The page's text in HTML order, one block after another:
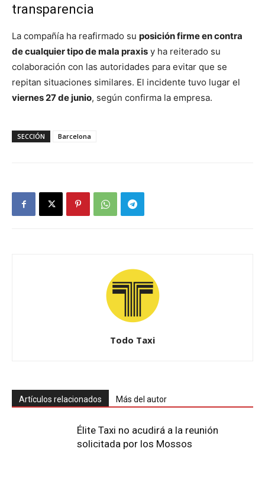
transparencia
La compañía ha reafirmado su posición firme en contra
de cualquier tipo de mala praxis y ha reiterado su
colaboración con las autoridades para evitar que se
repitan situaciones similares. El incidente tuvo lugar el
viernes 27 de junio, según confirma la empresa.
SECCIÓN Barcelona
Todo Taxi
Artículos relacionados Más del autor
Élite Taxi no acudirá a la reunión
solicitada por los Mossos